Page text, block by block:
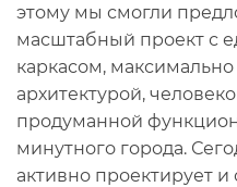
этому мы смогли
масштабный проект с
каркасом,
архитектурой,
продуманной
минутного города.
активно проектирует